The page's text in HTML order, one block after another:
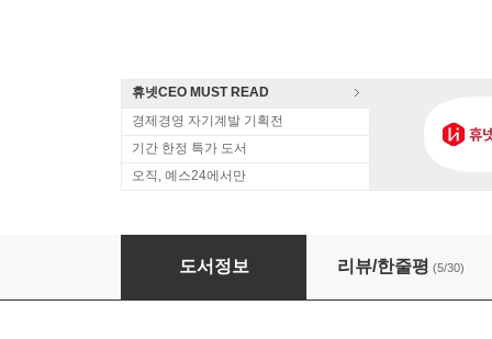
휴넷CEO MUST READ
경제경영 자기계발 기획전
기간 한정 특가 도서
오직, 예스24에서만
붇옹산의 재개발 투자 스터디
도서정보 리뷰/한줄평 (5/30)